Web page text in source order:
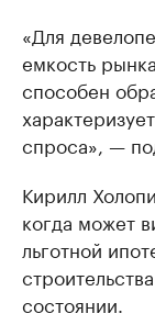
«Для
емкость
способен
спроса», —
Кирилл
когда может
льготной
состоянии.